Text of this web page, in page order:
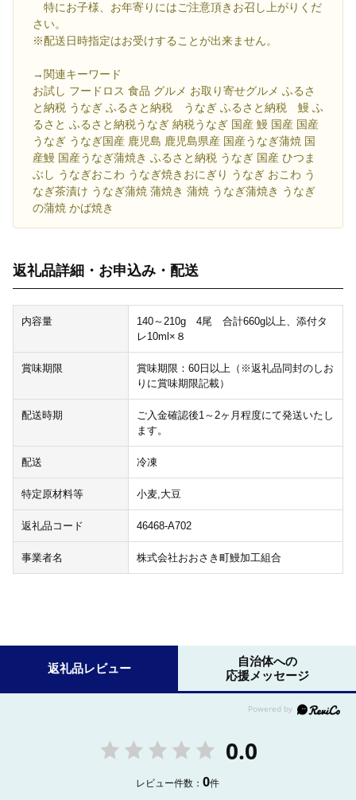
特にお子様、お年寄りにはご注意頂きお召し上がりくだ
さい。
※配送日時指定はお受けすることが出来ません。
→関連キーワード
お試し フードロス 食品 グルメ お取り寄せグルメ ふるさ
と納税 うなぎ ふるさと納税 うなぎ ふるさと納税 鰻 ふ
るさと ふるさと納税うなぎ 納税うなぎ 国産 鰻 国産 国産
うなぎ うなぎ国産 鹿児島 鹿児島県産 国産うなぎ蒲焼 国
産鰻 国産うなぎ蒲焼き ふるさと納税 うなぎ 国産 ひつま
ぶし うなぎおこわ うなぎ焼きおにぎり うなぎ おこわ う
なぎ茶漬け うなぎ蒲焼 蒲焼き 蒲焼 うなぎ蒲焼き うなぎ
の蒲焼 かば焼き
返礼品詳細・お申込み・配送
内容量
140～210g 4尾 合計660g以上、添付タ
レ10ml×８
賞味期限
賞味期限：60日以上（※返礼品同封のしお
りに賞味期限記載）
配送時期
ご入金確認後1～2ヶ月程度にて発送いたし
ます。
配送 冷凍
特定原材料等 小麦,大豆
返礼品コード 46468-A702
事業者名 株式会社おおさき町鰻加工組合
返礼品レビュー
自治体への
応援メッセージ
0.0
レビュー件数：0件